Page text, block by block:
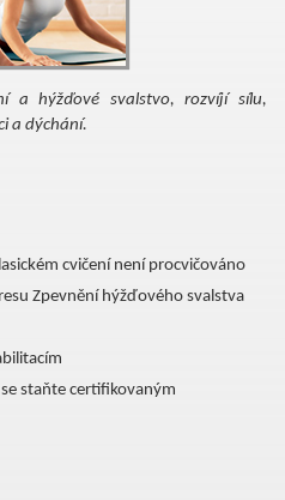
a hýžďové svalstvo, rozvíjí sílu,
a dýchání.
cvičení není procvičováno
Zpevnění hýžďového svalstva
staňte certifikovaným